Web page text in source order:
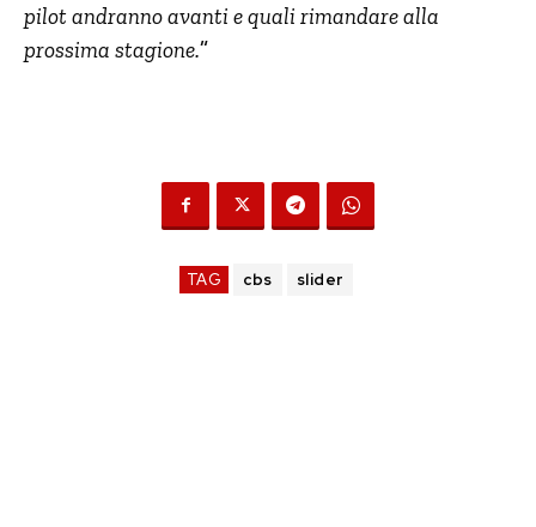
pilot andranno avanti e quali rimandare alla
prossima stagione.”
TAG cbs slider